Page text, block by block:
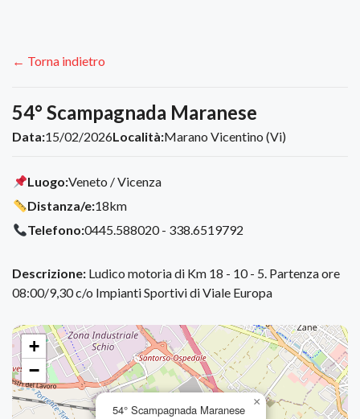
← Torna indietro
54° Scampagnada Maranese
Data:15/02/2026Località:Marano Vicentino (Vi)
Luogo:Veneto / Vicenza
Distanza/e:18km
Telefono:0445.588020 - 338.6519792
Descrizione: Ludico motoria di Km 18 - 10 - 5. Partenza ore
08:00/9,30 c/o Impianti Sportivi di Viale Europa
54° Scampagnada Maranese
×
+
−